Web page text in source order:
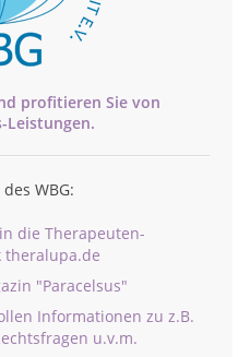
profitieren Sie von
Leistungen.
WBG:
die Therapeuten-
theralupa.de
"Paracelsus"
Informationen zu z.B.
u.v.m.